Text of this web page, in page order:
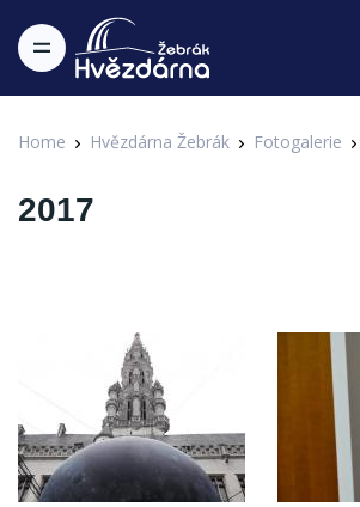
Home Hvězdárna Žebrák Fotogalerie
2017